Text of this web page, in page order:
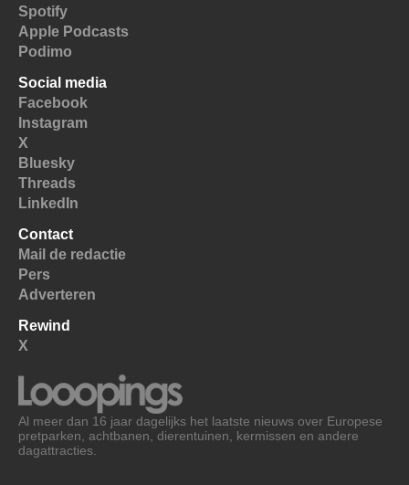
Spotify
Apple Podcasts
Podimo
Social media
Facebook
Instagram
X
Bluesky
Threads
LinkedIn
Contact
Mail de redactie
Pers
Adverteren
Rewind
X
Al meer dan 16 jaar dagelijks het laatste nieuws over Europese
pretparken, achtbanen, dierentuinen, kermissen en andere
dagattracties.